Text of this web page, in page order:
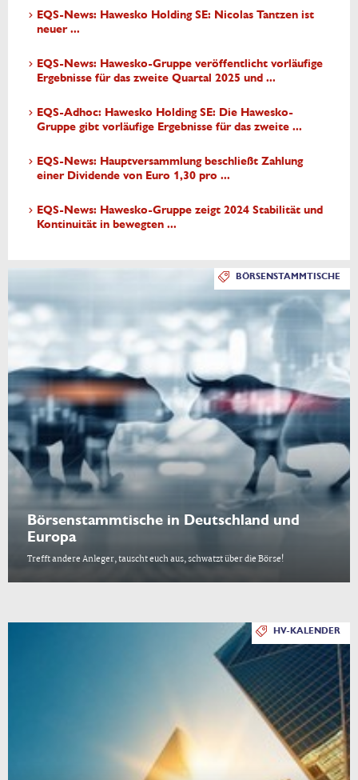
EQS-News: Hawesko Holding SE: Nicolas Tantzen ist
neuer ...
EQS-News: Hawesko-Gruppe veröffentlicht vorläufige
Ergebnisse für das zweite Quartal 2025 und ...
EQS-Adhoc: Hawesko Holding SE: Die Hawesko-
Gruppe gibt vorläufige Ergebnisse für das zweite ...
EQS-News: Hauptversammlung beschließt Zahlung
einer Dividende von Euro 1,30 pro ...
EQS-News: Hawesko-Gruppe zeigt 2024 Stabilität und
Kontinuität in bewegten ...
BÖRSENSTAMMTISCHE
Börsenstammtische in Deutschland und
Europa
Trefft andere Anleger, tauscht euch aus, schwatzt über die Börse!
HV-KALENDER